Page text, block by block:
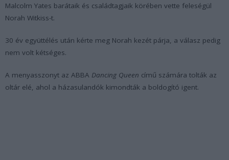
Malcolm Yates barátaik és családtagjaik körében vette feleségül
Norah Witkiss-t.
30 év együttélés után kérte meg Norah kezét párja, a válasz pedig
nem volt kétséges.
A menyasszonyt az ABBA Dancing Queen című számára tolták az
oltár elé, ahol a házasulandók kimondták a boldogító igent.